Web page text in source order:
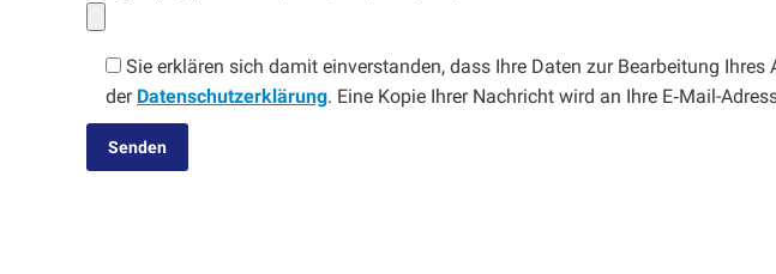
Sie erk­lären sich damit ein­ver­standen, dass Ihre Dat­en zur Bear­beitung
der Daten­schutzerk­lärung. Eine Kopie Ihrer Nachricht wird an Ihre E‑Mail-